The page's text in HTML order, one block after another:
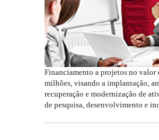
Financiamento a projetos no valor
milhões, visando a implantação,
recuperação e modernização de
de pesquisa, desenvolvimento e